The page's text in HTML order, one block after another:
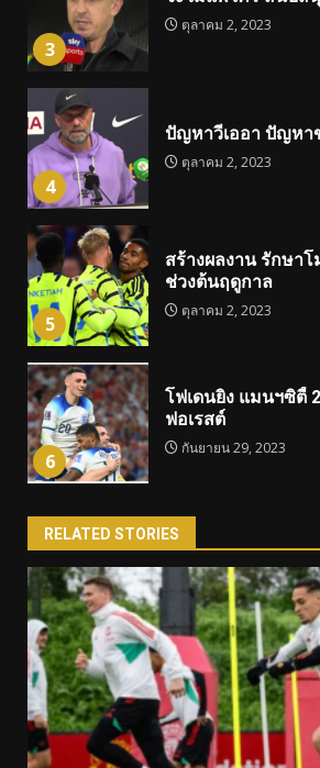
3
ตุลาคม 2, 2023
4
ปัญหาวีเออา ปัญหา
ตุลาคม 2, 2023
5
สร้างผลงาน รักษา
ช่วงต้นฤดูกาล
ตุลาคม 2, 2023
6
โฟเดนยิง แมนฯซิตี้
ฟอเรสต์
กันยายน 29, 2023
RELATED STORIES